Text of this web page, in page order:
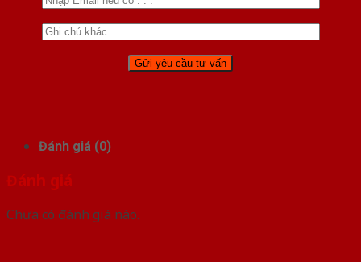
Đánh giá (0)
Đánh giá
Chưa có đánh giá nào.